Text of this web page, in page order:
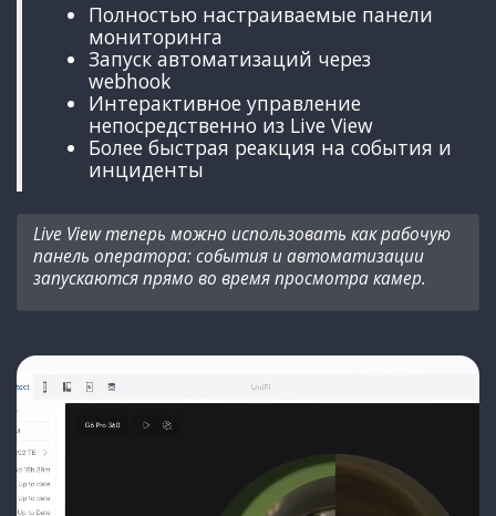
Полностью настраиваемые панели
мониторинга
Запуск автоматизаций через
webhook
Интерактивное управление
непосредственно из Live View
Более быстрая реакция на события и
инциденты
Live View теперь можно использовать как рабочую
панель оператора: события и автоматизации
запускаются прямо во время просмотра камер.